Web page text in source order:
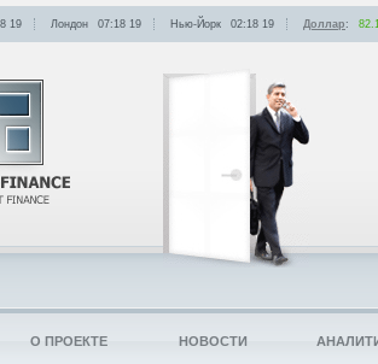
19 Лондон 07:18 19 Нью-Йорк 02:18 19 Доллар:
О ПРОЕКТЕ НОВОСТИ